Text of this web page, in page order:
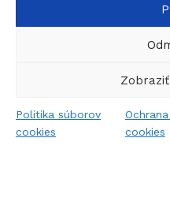
Politika súborov
cookies
cookies
info@figolock.sk
0907 737 756 - Non
FiltreMenu
Zoznam želaní
0